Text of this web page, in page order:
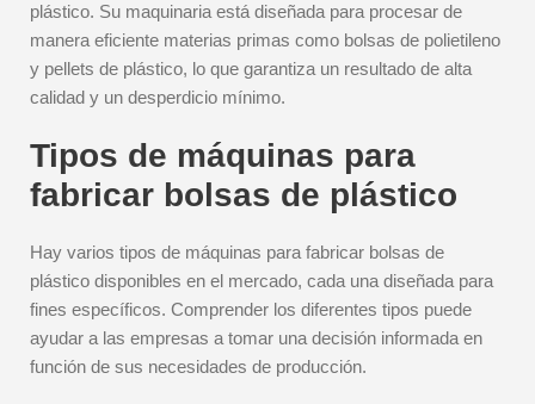
plástico. Su maquinaria está diseñada para procesar de
manera eficiente materias primas como bolsas de polietileno
y pellets de plástico, lo que garantiza un resultado de alta
calidad y un desperdicio mínimo.
Tipos de máquinas para
fabricar bolsas de plástico
Hay varios tipos de máquinas para fabricar bolsas de
plástico disponibles en el mercado, cada una diseñada para
fines específicos. Comprender los diferentes tipos puede
ayudar a las empresas a tomar una decisión informada en
función de sus necesidades de producción.